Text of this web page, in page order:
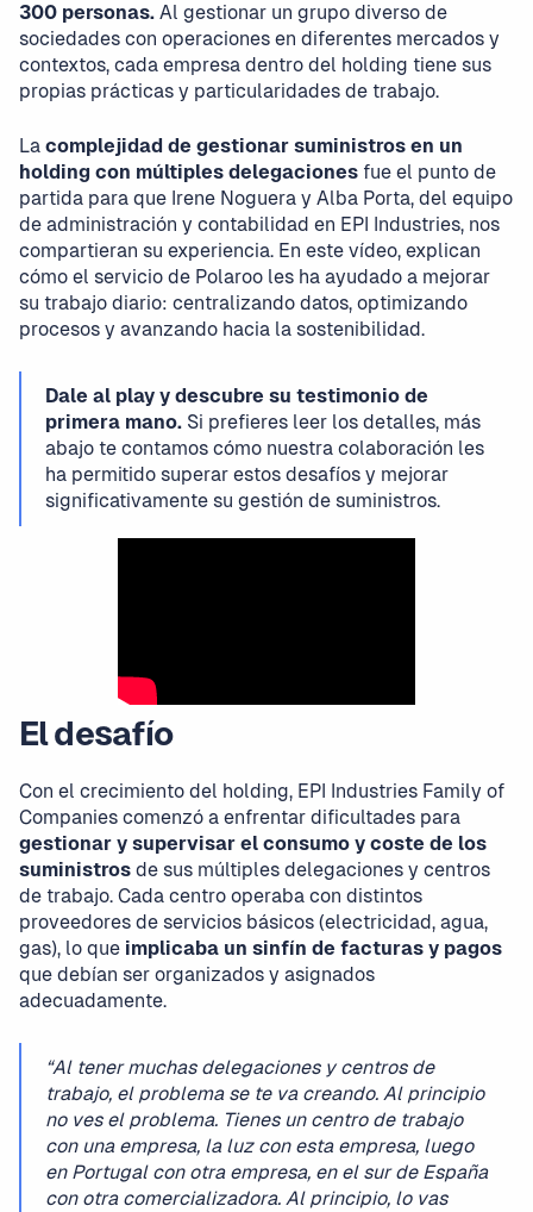
300 personas. Al gestionar un grupo diverso de
sociedades con operaciones en diferentes mercados y
contextos, cada empresa dentro del holding tiene sus
propias prácticas y particularidades de trabajo.
La complejidad de gestionar suministros en un
holding con múltiples delegaciones fue el punto de
partida para que Irene Noguera y Alba Porta, del equipo
de administración y contabilidad en EPI Industries, nos
compartieran su experiencia. En este vídeo, explican
cómo el servicio de Polaroo les ha ayudado a mejorar
su trabajo diario: centralizando datos, optimizando
procesos y avanzando hacia la sostenibilidad.
Dale al play y descubre su testimonio de
primera mano. Si prefieres leer los detalles, más
abajo te contamos cómo nuestra colaboración les
ha permitido superar estos desafíos y mejorar
significativamente su gestión de suministros.
El desafío
Con el crecimiento del holding, EPI Industries Family of
Companies comenzó a enfrentar dificultades para
gestionar y supervisar el consumo y coste de los
suministros de sus múltiples delegaciones y centros
de trabajo. Cada centro operaba con distintos
proveedores de servicios básicos (electricidad, agua,
gas), lo que implicaba un sinfín de facturas y pagos
que debían ser organizados y asignados
adecuadamente.
“Al tener muchas delegaciones y centros de
trabajo, el problema se te va creando. Al principio
no ves el problema. Tienes un centro de trabajo
con una empresa, la luz con esta empresa, luego
en Portugal con otra empresa, en el sur de España
con otra comercializadora. Al principio, lo vas